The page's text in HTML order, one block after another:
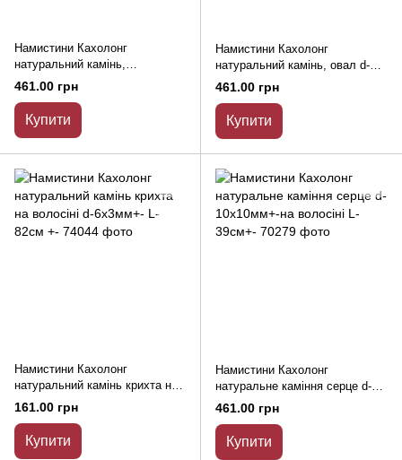
Намистини Кахолонг
натуральний камінь,
прямокутник d-13х18х6,5мм+-
L-40см+- на волосіні
461.00 грн
Купити
Намистини Кахолонг
натуральний камінь, овал d-
13х18х6мм L-40см на волосіні
461.00 грн
Купити
Намистини Кахолонг
натуральний камінь крихта на
волосіні d-6х3мм+- L-82см +-
161.00 грн
Купити
Намистини Кахолонг
натуральне каміння серце d-
10х10мм+-на волосіні L-39см+-
461.00 грн
Купити